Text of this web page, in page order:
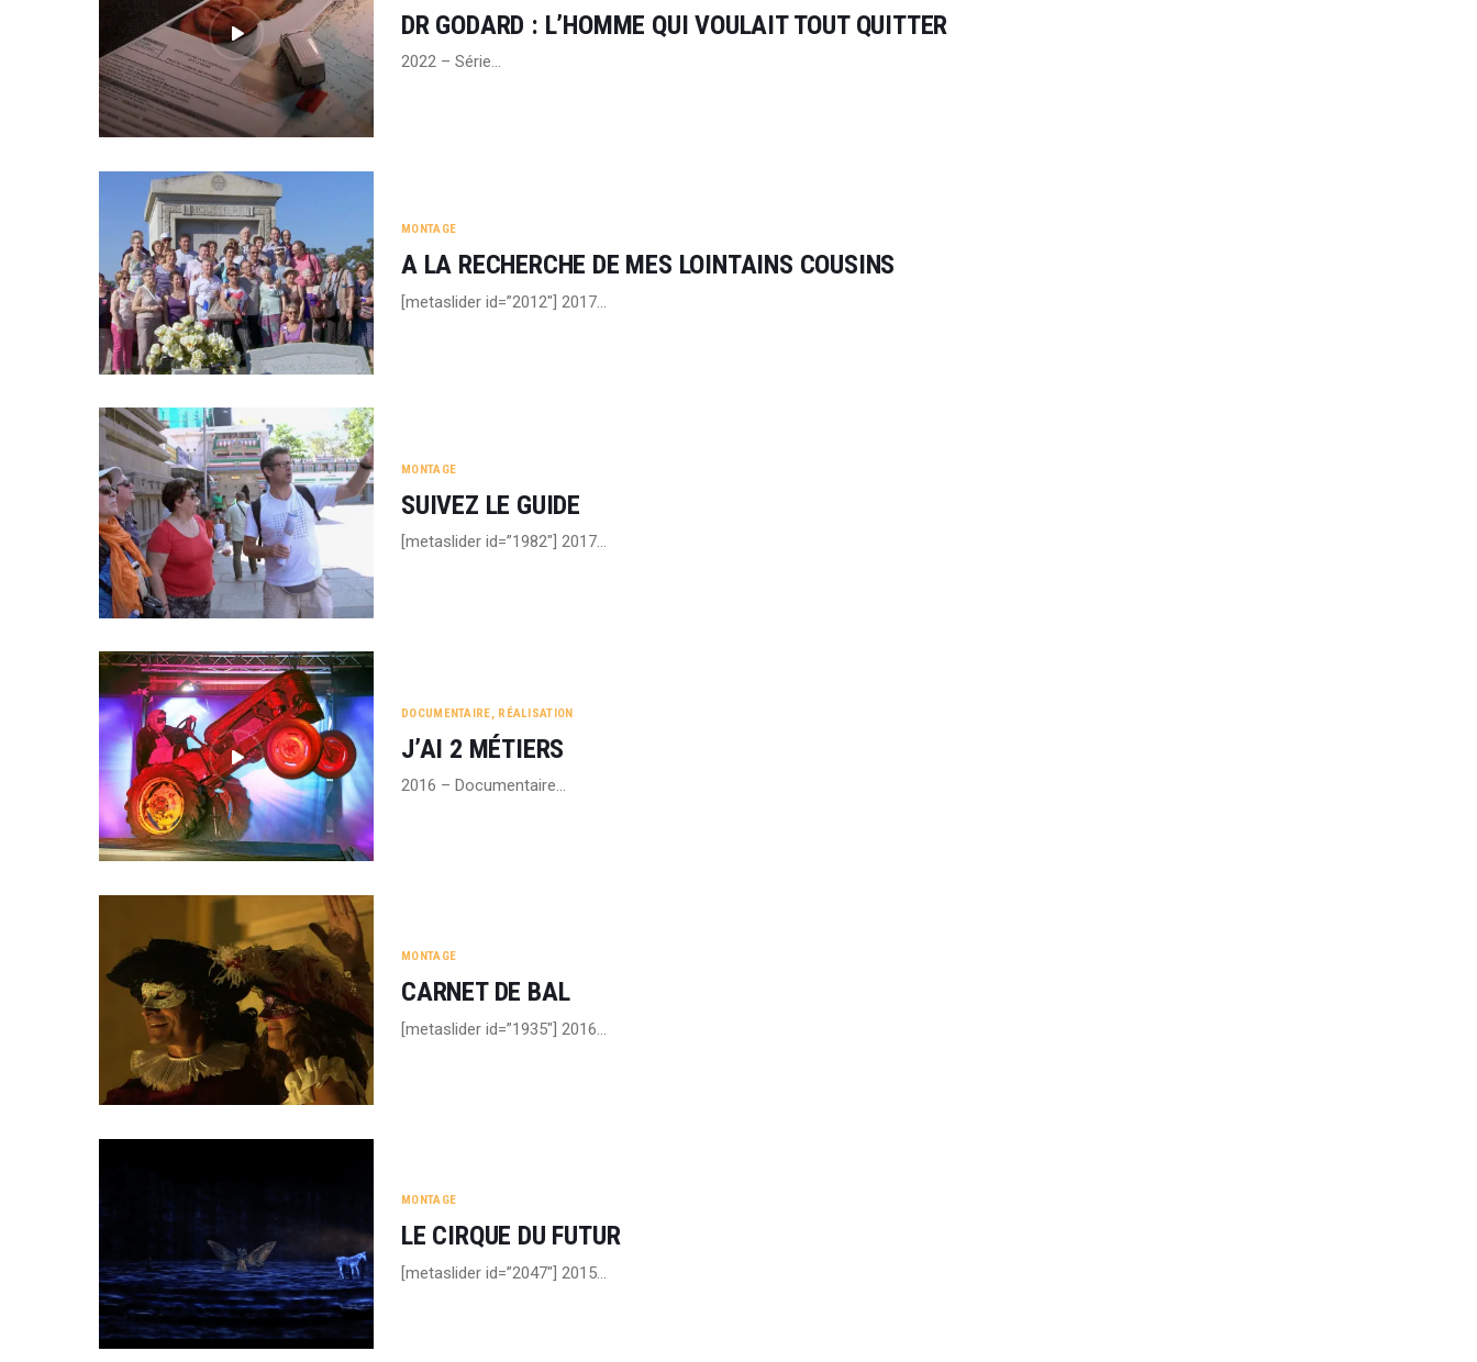
DR GODARD : L’HOMME QUI VOULAIT TOUT QUITTER
2022 – Série…
MONTAGE
A LA RECHERCHE DE MES LOINTAINS COUSINS
[metaslider id=”2012″] 2017…
MONTAGE
SUIVEZ LE GUIDE
[metaslider id=”1982″] 2017…
DOCUMENTAIRE RÉALISATION
J’AI 2 MÉTIERS
2016 – Documentaire…
MONTAGE
CARNET DE BAL
[metaslider id=”1935″] 2016…
MONTAGE
LE CIRQUE DU FUTUR
[metaslider id=”2047″] 2015…